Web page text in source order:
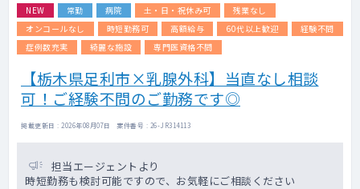
NEW 常勤 病院 土・日・祝休み可
残業なし
オンコールなし
時短勤務可 高額給与 60代以上歓迎
経験不問
症例数充実
綺麗な施設 専門医資格不問
【栃木県足利市×乳腺外科】当直なし相談
可！ご経験不問のご勤務です◎
掲載更新日 : 2026年08月07日 案件番号 : 26-JR314113
担当エージェントより
時短勤務も検討可能ですので、お気軽にご相談ください